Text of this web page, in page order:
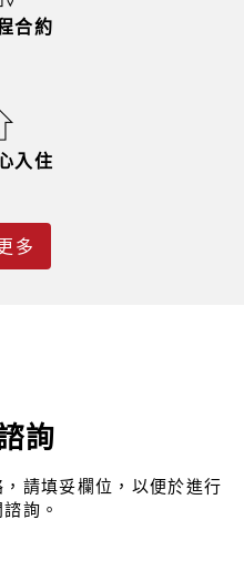
合約
入住
多
詢
請填妥欄位，以便於進行
詢。